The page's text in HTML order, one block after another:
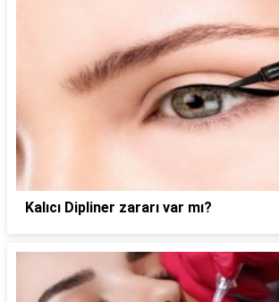
Kalıcı Dipliner zararı var mı?